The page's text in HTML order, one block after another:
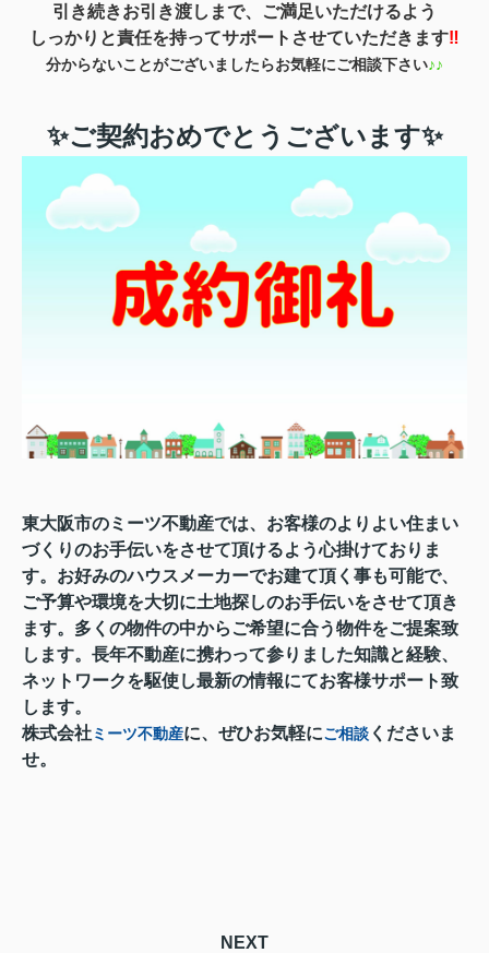
引き続きお引き渡しまで、ご満足いただけるよう
しっかりと責任を持ってサポートさせていただきます‼
分からないことがございましたらお気軽にご相談下さい♪♪
✨ご契約おめでとうございます✨
東大阪市のミーツ不動産では、お客様のよりよい住まい
づくりのお手伝いをさせて頂けるよう心掛けておりま
す。お好みのハウスメーカーでお建て頂く事も可能で、
ご予算や環境を大切に土地探しのお手伝いをさせて頂き
ます。多くの物件の中からご希望に合う物件をご提案致
します。長年不動産に携わって参りました知識と経験、
ネットワークを駆使し最新の情報にてお客様サポート致
します。
株式会社ミーツ不動産に、ぜひお気軽にご相談 くださいま
せ。
NEXT